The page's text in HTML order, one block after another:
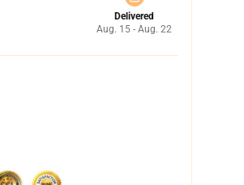
Delivered
Aug. 15 - Aug. 22